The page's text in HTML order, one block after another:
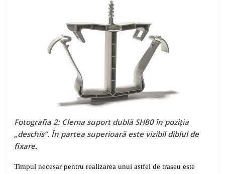
Fotografia 2: Clema suport dublă SH80 în poziția
„deschis”. În partea superioară este vizibil diblul de
fixare.
Timpul necesar pentru realizarea unui astfel de traseu este